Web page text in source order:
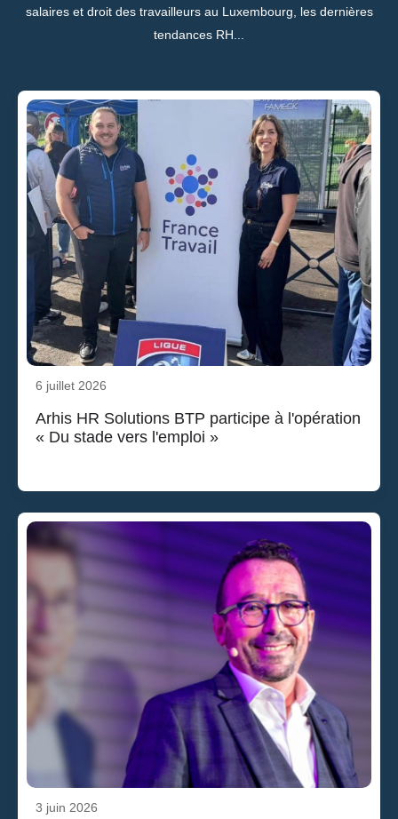
salaires et droit des travailleurs au Luxembourg, les dernières
tendances RH...
6 juillet 2026
Arhis HR Solutions BTP participe à l'opération
« Du stade vers l'emploi »
3 juin 2026